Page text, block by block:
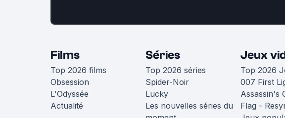
Films
Top 2026 films
Obsession
L'Odyssée
Actualité
Séries
Top 2026 séries
Spider-Noir
Lucky
Les nouvelles séries du
Jeux
Top 2026
007 First
Assassin's
Flag -